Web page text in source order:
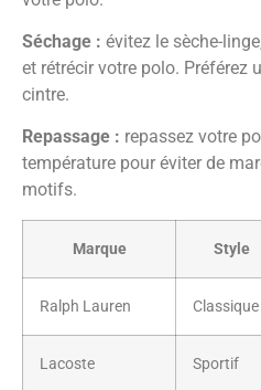
Séchage : évitez le sèche-
et rétrécir votre polo. Préférez
cintre.
Repassage : repassez votre
température pour éviter de
motifs.
Marque Style
Ralph Lauren Classique
Lacoste Sportif